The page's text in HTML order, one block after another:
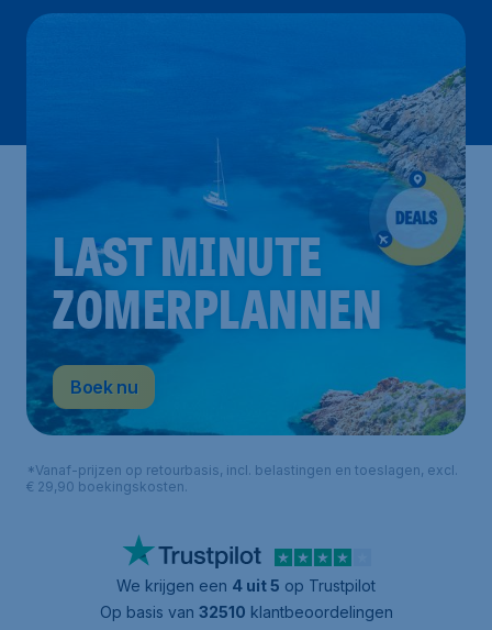
LAST MINUTE
ZOMERPLANNEN
Boek nu
*Vanaf-prijzen op retourbasis, incl. belastingen en toeslagen, excl.
€ 29,90 boekingskosten.
We krijgen een 4 uit 5 op Trustpilot
Op basis van 32510 klantbeoordelingen